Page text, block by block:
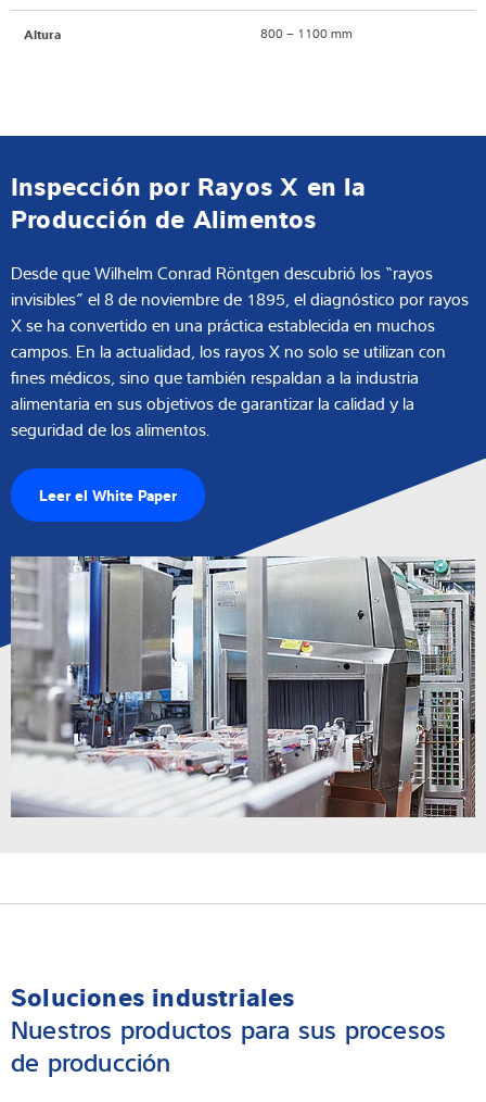
Altura 800 – 1100 mm
Inspección por Rayos X en la
Producción de Alimentos
Desde que Wilhelm Conrad Röntgen descubrió los “rayos
invisibles” el 8 de noviembre de 1895, el diagnóstico por rayos
X se ha convertido en una práctica establecida en muchos
campos. En la actualidad, los rayos X no solo se utilizan con
fines médicos, sino que también respaldan a la industria
alimentaria en sus objetivos de garantizar la calidad y la
seguridad de los alimentos.
Leer el White Paper
Soluciones industriales
Nuestros productos para sus procesos
de producción